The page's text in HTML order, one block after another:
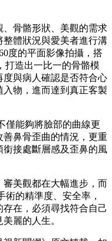
骨骼形狀、美觀的需求
體狀況與愛美者進行溝
度的平面影像拍攝，搭
打造出一比一的骨骼模
與病人確認是否符合心
物，進而達到真正客製
僅能夠將臉部的曲線更
鼻骨歪曲的情況，更重
接處斷層感及歪鼻的風
美觀都在大幅進步，而
的精準度、安全率，
在，必須尋找符合自己
麗的人生。